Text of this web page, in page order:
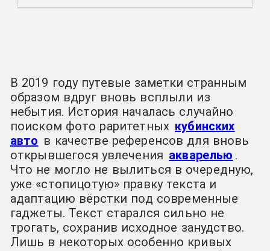
В 2019 году путевые заметки странным
образом вдруг вновь всплыли из
небытия. История началась случайно
поиском фото раритетных кубинских
авто в качестве референсов для вновь
открывшегося увлечения акварелью .
Что не могло не вылиться в очередную,
уже «стопицотую» правку текста и
адаптацию вёрстки под современные
гаджеты. Текст старался сильно не
трогать, сохранив исходное занудство.
Лишь в некоторых особенно кривых